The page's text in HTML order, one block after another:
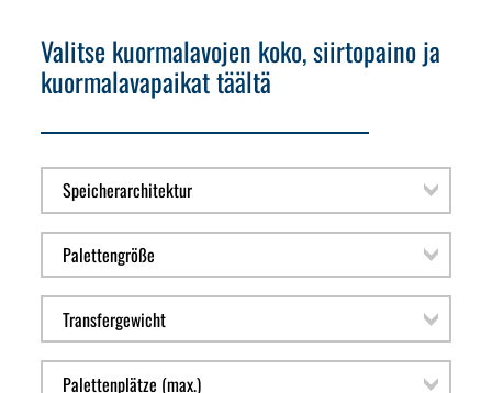
Valitse kuormalavojen koko, siirtopaino ja
kuormalavapaikat täältä